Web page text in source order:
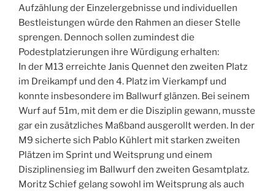
Aufzählung der Einzelergebnisse und individuellen
Bestleistungen würde den Rahmen an dieser Stelle
sprengen. Dennoch sollen zumindest die
Podestplatzierungen ihre Würdigung erhalten:
In der M13 erreichte Janis Quennet den zweiten Platz
im Dreikampf und den 4. Platz im Vierkampf und
konnte insbesondere im Ballwurf glänzen. Bei seinem
Wurf auf 51m, mit dem er die Disziplin gewann, musste
gar ein zusätzliches Maßband ausgerollt werden. In der
M9 sicherte sich Pablo Kühlert mit starken zweiten
Plätzen im Sprint und Weitsprung und einem
Disziplinensieg im Ballwurf den zweiten Gesamtplatz.
Moritz Schief gelang sowohl im Weitsprung als auch